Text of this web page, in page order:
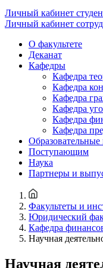
Личный кабинет
Личный кабинет
О факультете
Деканат
Кафедры
Кафедра
Кафедра
Кафедра
Кафедра
Кафедра
Кафедра
Поступающим
Наука
Партнеры и
Факультеты и
Юридический
Кафедра
Научная
Научная